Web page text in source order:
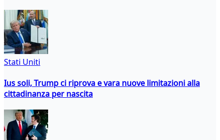
Stati Uniti
Ius soli, Trump ci riprova e vara nuove limitazioni alla
cittadinanza per nascita